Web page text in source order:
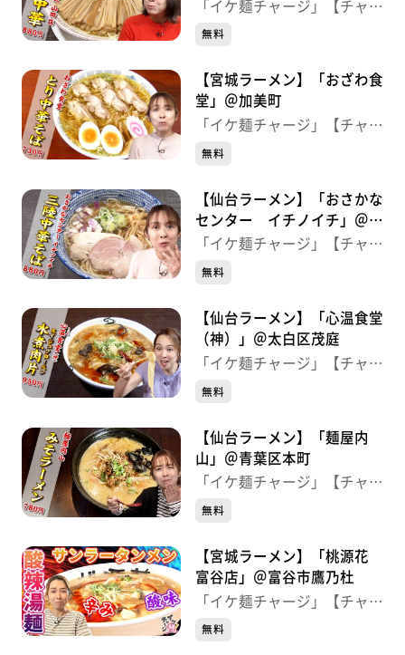
「イケ麺チャージ」【チャー
ジ！】
無料
【宮城ラーメン】「おざわ食
堂」＠加美町
「イケ麺チャージ」【チャー
ジ！】
無料
【仙台ラーメン】「おさかな
センター イチノイチ」＠青
葉区本町
「イケ麺チャージ」【チャー
ジ！】
無料
【仙台ラーメン】「心温食堂
（神）」＠太白区茂庭
「イケ麺チャージ」【チャー
ジ！】
無料
【仙台ラーメン】「麺屋内
山」＠青葉区本町
「イケ麺チャージ」【チャー
ジ！】
無料
【宮城ラーメン】「桃源花
富谷店」＠富谷市鷹乃杜
「イケ麺チャージ」【チャー
ジ！】
無料